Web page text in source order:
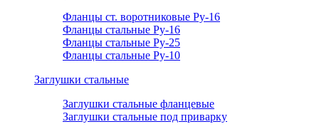
Фланцы ст. воротниковые Ру-16
Фланцы стальные Ру-16
Фланцы стальные Ру-25
Фланцы стальные Ру-10
Заглушки стальные
Заглушки стальные фланцевые
Заглушки стальные под приварку